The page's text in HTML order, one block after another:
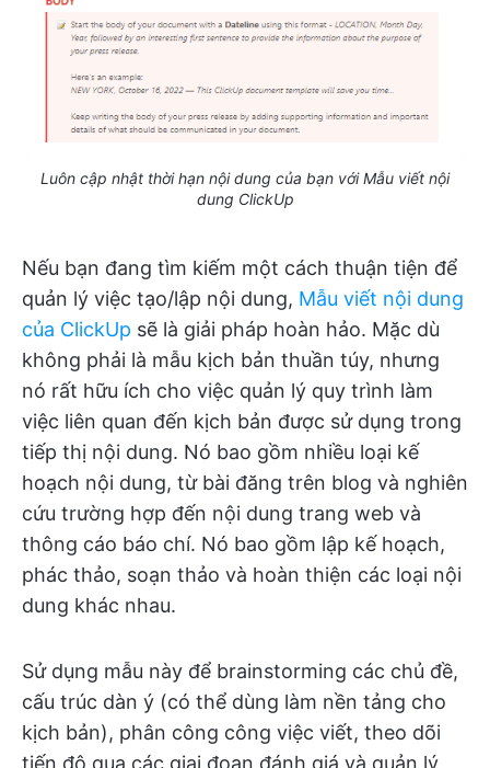
Luôn cập nhật thời hạn nội dung của bạn với Mẫu viết nội
dung ClickUp
Nếu bạn đang tìm kiếm một cách thuận tiện để
quản lý việc tạo/lập nội dung, Mẫu viết nội dung
của ClickUp sẽ là giải pháp hoàn hảo. Mặc dù
không phải là mẫu kịch bản thuần túy, nhưng
nó rất hữu ích cho việc quản lý quy trình làm
việc liên quan đến kịch bản được sử dụng trong
tiếp thị nội dung. Nó bao gồm nhiều loại kế
hoạch nội dung, từ bài đăng trên blog và nghiên
cứu trường hợp đến nội dung trang web và
thông cáo báo chí. Nó bao gồm lập kế hoạch,
phác thảo, soạn thảo và hoàn thiện các loại nội
dung khác nhau.
Sử dụng mẫu này để brainstorming các chủ đề,
cấu trúc dàn ý (có thể dùng làm nền tảng cho
kịch bản), phân công công việc viết, theo dõi
tiến độ qua các giai đoạn đánh giá và quản lý